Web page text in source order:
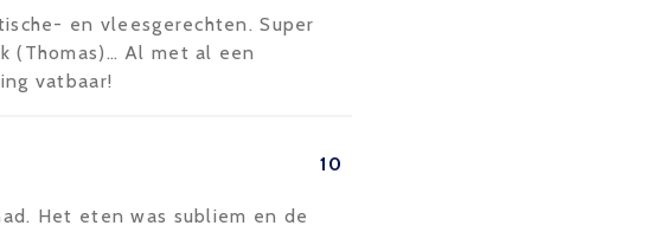
en vleesgerechten. Super
(Thomas)… Al met al een
vatbaar!
10
Het eten was subliem en de